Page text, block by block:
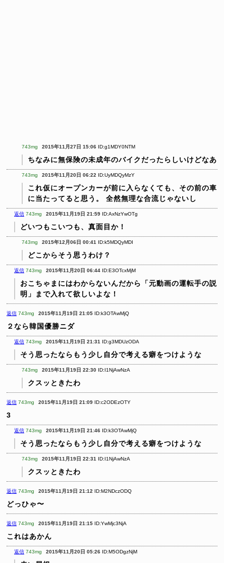
743mg 2015年11月27日 15:06 ID:g1MDY0NTM
ちなみに無保険の未成年のバイクだったらしいけどなあ
743mg 2015年11月20日 06:22 ID:UyMDQyMzY
これ仮にオープンカーが前に入らなくても、その前の車
に当たってると思う。
全然無理な合流じゃないし
返信 743mg 2015年11月19日 21:59 ID:AxNzYwOTg
どいつもこいつも、真面目か！
743mg 2015年12月06日 00:41 ID:k5MDQyMDI
どこからそう思うわけ？
返信 743mg 2015年11月20日 06:44 ID:E3OTcxMjM
おこちゃまにはわからないんだから「元動画の運転手の説
明」まで入れて欲しいよな！
返信 743mg 2015年11月19日 21:05 ID:k3OTAwMjQ
２なら韓国優勝ニダ
返信 743mg 2015年11月19日 21:31 ID:g3MDUzODA
そう思ったならもう少し自分で考える癖をつけような
743mg 2015年11月19日 22:30 ID:I1NjAwNzA
クスッときたわ
返信 743mg 2015年11月19日 21:09 ID:c2ODEzOTY
3
返信 743mg 2015年11月19日 21:46 ID:k3OTAwMjQ
そう思ったならもう少し自分で考える癖をつけような
743mg 2015年11月19日 22:31 ID:I1NjAwNzA
クスッときたわ
返信 743mg 2015年11月19日 21:12 ID:M2NDczODQ
どっひゃ〜
返信 743mg 2015年11月19日 21:15 ID:YwMjc3NjA
これはあかん
返信 743mg 2015年11月20日 05:26 ID:M5ODgzNjM